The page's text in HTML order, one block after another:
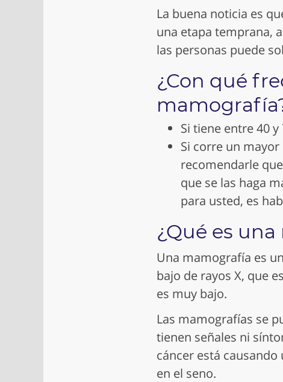
La buena noticia es
una etapa temprana,
las personas puede
¿Con qué
Si tiene entre 40
Si corre un
recomendarle
que se las haga
para usted, es
¿Qué es
Una mamografía es
bajo de rayos X, que
es muy bajo.
Las mamografías se
tienen señales ni
cáncer está
en el seno.